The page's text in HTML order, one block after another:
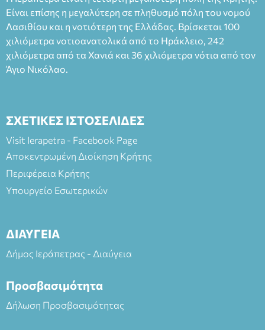
άνω των 65 Προπώληση: Βιβλιοπωλείο Πάπυρος (Πλατεία
Πλαστήρα), E&G Mini market (Δημοκρατίας 39 Ιεράπετρα)
και στο more.com Χώρος: 3ο Γυμνάσιο Ιεράπετρας
(Είσοδος ΕΠΑ.Λ.) Έναρξη 21:15 Οργάνωση: ΚΝΩΣΟΣ
ΘΕΑΤΡΙΚΕΣ ΠΑΡΑΓΩΓΕΣ ΕΕ
Είναι επίσης η μεγαλύτερη σε πληθυσμό πόλη του νομού
Λασιθίου και η νοτιότερη της Ελλάδας. Βρίσκεται 100
χιλιόμετρα νοτιοανατολικά από το Ηράκλειο, 242
χιλιόμετρα από τα Χανιά και 36 χιλιόμετρα νότια από τον
Άγιο Νικόλαο.
ΣΧΕΤΙΚΕΣ ΙΣΤΟΣΕΛΙΔΕΣ
Visit Ierapetra - Facebook Page
Αποκεντρωμένη Διοίκηση Κρήτης
Περιφέρεια Κρήτης
Υπουργείο Εσωτερικών
ΔΙΑΥΓΕΙΑ
Δήμος Ιεράπετρας - Διαύγεια
Προσβασιμότητα
Δήλωση Προσβασιμότητας